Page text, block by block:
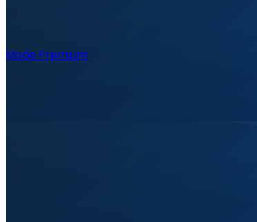
Mode Premium